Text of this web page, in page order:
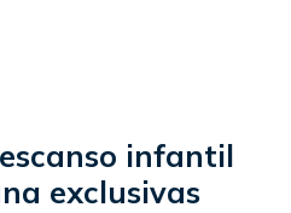
infantil
exclusivas